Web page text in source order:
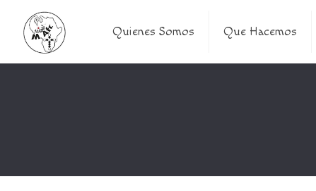
Quienes Somos Que Hacemos